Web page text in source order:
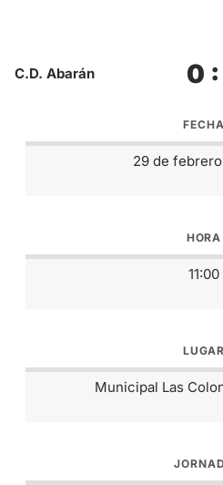
C.D. Abarán 0 :
FECHA
29 de
HORA
11:00
LUGAR
Municipal Las